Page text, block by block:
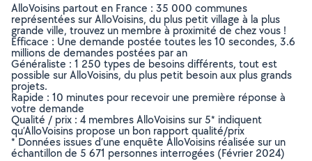
AlloVoisins partout en France : 35 000 communes
représentées sur AlloVoisins, du plus petit village à la plus
grande ville, trouvez un membre à proximité de chez vous !
Efficace : Une demande postée toutes les 10 secondes, 3.6
millions de demandes postées par an
Généraliste : 1 250 types de besoins différents, tout est
possible sur AlloVoisins, du plus petit besoin aux plus grands
projets.
Rapide : 10 minutes pour recevoir une première réponse à
votre demande
Qualité / prix : 4 membres AlloVoisins sur 5* indiquent
qu’AlloVoisins propose un bon rapport qualité/prix
* Données issues d’une enquête AlloVoisins réalisée sur un
échantillon de 5 671 personnes interrogées (Février 2024)